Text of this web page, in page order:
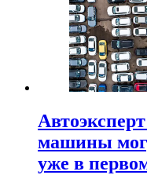
машины
уже в